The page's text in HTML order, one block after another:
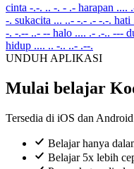
cinta -.-. .. -. - .- harapan ....
-. sukacita ... ..- -.- .- -.-. hati
-. -.-- ..- -- halo .... .- .-.. ---
hidup .... .. -.. ..- .--.
UNDUH APLIKASI
Mulai belajar
Tersedia di iOS dan
Belajar hanya
Belajar 5x lebih